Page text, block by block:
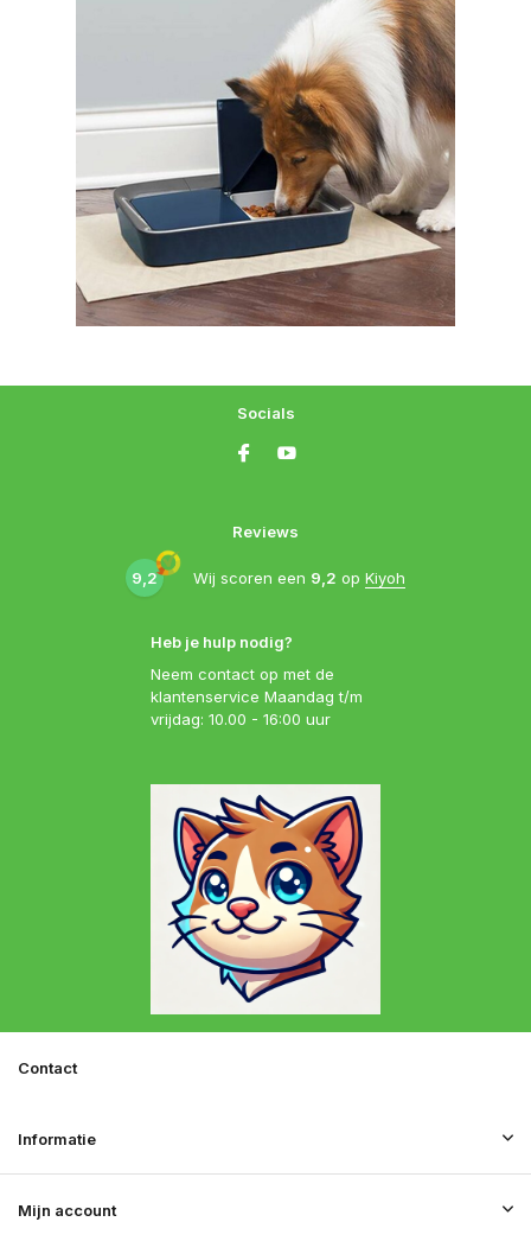
Heb je hulp nodig?
Neem contact op met de
klantenservice Maandag t/m
vrijdag: 10.00 - 16:00 uur
Reviews
9,2 Wij scoren een 9,2 op Kiyoh
Socials
Mijn account
Informatie
Contact